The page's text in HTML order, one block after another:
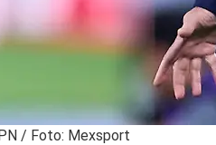
/ Foto: Mexsport